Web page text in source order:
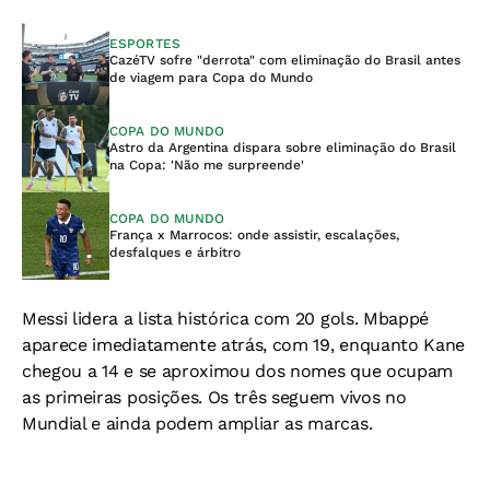
ESPORTES
CazéTV sofre "derrota" com eliminação do Brasil antes
de viagem para Copa do Mundo
COPA DO MUNDO
Astro da Argentina dispara sobre eliminação do Brasil
na Copa: 'Não me surpreende'
COPA DO MUNDO
França x Marrocos: onde assistir, escalações,
desfalques e árbitro
Messi lidera a lista histórica com 20 gols. Mbappé
aparece imediatamente atrás, com 19, enquanto Kane
chegou a 14 e se aproximou dos nomes que ocupam
as primeiras posições. Os três seguem vivos no
Mundial e ainda podem ampliar as marcas.